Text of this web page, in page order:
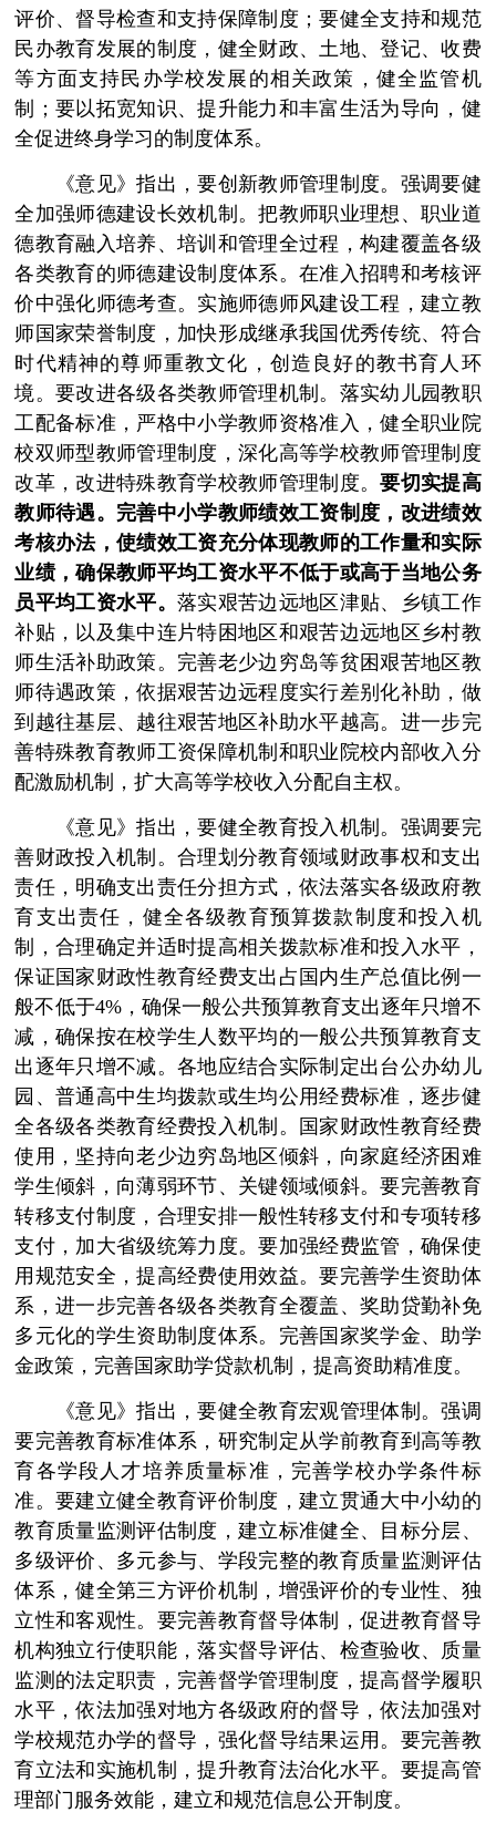
评价、督导检查和支持保障制度；要健全支持和规范
民办教育发展的制度，健全财政、土地、登记、收费
等方面支持民办学校发展的相关政策，健全监管机
制；要以拓宽知识、提升能力和丰富生活为导向，健
全促进终身学习的制度体系。
《意见》指出，要创新教师管理制度。强调要健
全加强师德建设长效机制。把教师职业理想、职业道
德教育融入培养、培训和管理全过程，构建覆盖各级
各类教育的师德建设制度体系。在准入招聘和考核评
价中强化师德考查。实施师德师风建设工程，建立教
师国家荣誉制度，加快形成继承我国优秀传统、符合
时代精神的尊师重教文化，创造良好的教书育人环
境。要改进各级各类教师管理机制。落实幼儿园教职
工配备标准，严格中小学教师资格准入，健全职业院
校双师型教师管理制度，深化高等学校教师管理制度
改革，改进特殊教育学校教师管理制度。要切实提高
教师待遇。完善中小学教师绩效工资制度，改进绩效
考核办法，使绩效工资充分体现教师的工作量和实际
业绩，确保教师平均工资水平不低于或高于当地公务
员平均工资水平。落实艰苦边远地区津贴、乡镇工作
补贴，以及集中连片特困地区和艰苦边远地区乡村教
师生活补助政策。完善老少边穷岛等贫困艰苦地区教
师待遇政策，依据艰苦边远程度实行差别化补助，做
到越往基层、越往艰苦地区补助水平越高。进一步完
善特殊教育教师工资保障机制和职业院校内部收入分
配激励机制，扩大高等学校收入分配自主权。
《意见》指出，要健全教育投入机制。强调要完
善财政投入机制。合理划分教育领域财政事权和支出
责任，明确支出责任分担方式，依法落实各级政府教
育支出责任，健全各级教育预算拨款制度和投入机
制，合理确定并适时提高相关拨款标准和投入水平，
保证国家财政性教育经费支出占国内生产总值比例一
般不低于4%，确保一般公共预算教育支出逐年只增不
减，确保按在校学生人数平均的一般公共预算教育支
出逐年只增不减。各地应结合实际制定出台公办幼儿
园、普通高中生均拨款或生均公用经费标准，逐步健
全各级各类教育经费投入机制。国家财政性教育经费
使用，坚持向老少边穷岛地区倾斜，向家庭经济困难
学生倾斜，向薄弱环节、关键领域倾斜。要完善教育
转移支付制度，合理安排一般性转移支付和专项转移
支付，加大省级统筹力度。要加强经费监管，确保使
用规范安全，提高经费使用效益。要完善学生资助体
系，进一步完善各级各类教育全覆盖、奖助贷勤补免
多元化的学生资助制度体系。完善国家奖学金、助学
金政策，完善国家助学贷款机制，提高资助精准度。
《意见》指出，要健全教育宏观管理体制。强调
要完善教育标准体系，研究制定从学前教育到高等教
育各学段人才培养质量标准，完善学校办学条件标
准。要建立健全教育评价制度，建立贯通大中小幼的
教育质量监测评估制度，建立标准健全、目标分层、
多级评价、多元参与、学段完整的教育质量监测评估
体系，健全第三方评价机制，增强评价的专业性、独
立性和客观性。要完善教育督导体制，促进教育督导
机构独立行使职能，落实督导评估、检查验收、质量
监测的法定职责，完善督学管理制度，提高督学履职
水平，依法加强对地方各级政府的督导，依法加强对
学校规范办学的督导，强化督导结果运用。要完善教
育立法和实施机制，提升教育法治化水平。要提高管
理部门服务效能，建立和规范信息公开制度。